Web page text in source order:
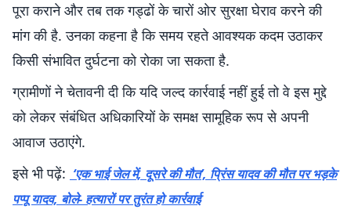
पूरा कराने और तब तक गड्ढों के चारों ओर सुरक्षा घेराव करने की
मांग की है. उनका कहना है कि समय रहते आवश्यक कदम उठाकर
किसी संभावित दुर्घटना को रोका जा सकता है.
ग्रामीणों ने चेतावनी दी कि यदि जल्द कार्रवाई नहीं हुई तो वे इस मुद्दे
को लेकर संबंधित अधिकारियों के समक्ष सामूहिक रूप से अपनी
आवाज उठाएंगे.
इसे भी पढ़ें: ‘एक भाई जेल में, दूसरे की मौत’, प्रिंस यादव की मौत पर भड़के
पप्पू यादव, बोले- हत्यारों पर तुरंत हो कार्रवाई